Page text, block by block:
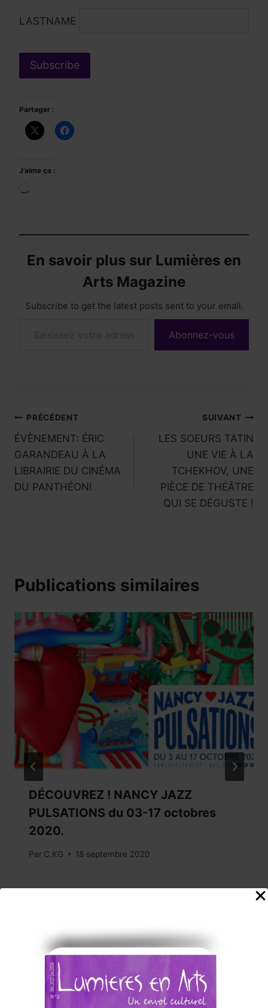
LASTNAME
Partager :
J’aime ça :
En savoir plus sur Lumières en
Arts Magazine
Subscribe to get the latest posts sent to your email.
Abonnez-vous
Navigation
de
l’article
PRÉCÉDENT
ÉVÈNEMENT: ÉRIC
GARANDEAU À LA
LIBRAIRIE DU CINÉMA
DU PANTHÉON!
SUIVANT
LES SOEURS TATIN
UNE VIE À LA
TCHEKHOV, UNE
PIÈCE DE THÉÂTRE
QUI SE DÉGUSTE !
Publications similaires
DÉCOUVREZ ! NANCY JAZZ
PULSATIONS du 03-17 octobres
2020.
Par C.KG 18 septembre 2020
Edito de Rentrée 2026